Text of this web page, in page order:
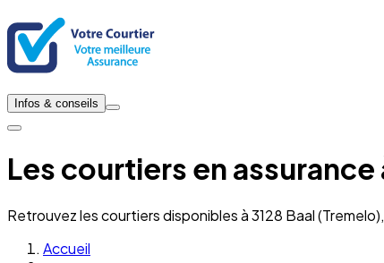
Infos & conseils
Les courtiers en assurance
Retrouvez les courtiers disponibles à 3128 Baal
Accueil